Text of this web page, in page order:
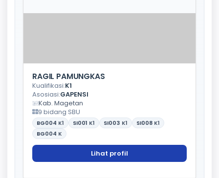
RAGIL PAMUNGKAS
Kualifikasi:K1
Asosiasi:GAPENSI
Kab. Magetan
9 bidang SBU
BG004 K1 SI001 K1 SI003 K1 SI008 K1
BG004 K
Lihat profil